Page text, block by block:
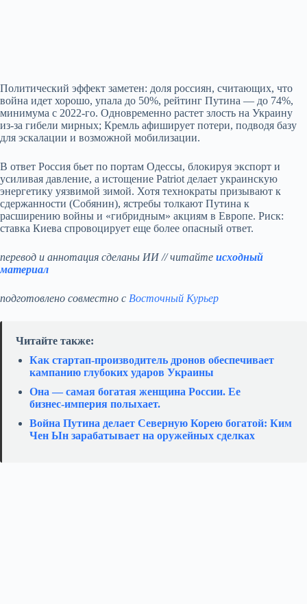
Политический эффект заметен: доля россиян, считающих, что
война идет хорошо, упала до 50%, рейтинг Путина — до 74%,
минимума с 2022‑го. Одновременно растет злость на Украину
из‑за гибели мирных; Кремль афиширует потери, подводя базу
для эскалации и возможной мобилизации.
В ответ Россия бьет по портам Одессы, блокируя экспорт и
усиливая давление, а истощение Patriot делает украинскую
энергетику уязвимой зимой. Хотя технократы призывают к
сдержанности (Собянин), ястребы толкают Путина к
расширению войны и «гибридным» акциям в Европе. Риск:
ставка Киева спровоцирует еще более опасный ответ.
перевод и аннотация сделаны ИИ // читайте исходный
материал
подготовлено совместно с Восточный Курьер
Читайте также:
Как стартап‑производитель дронов обеспечивает
кампанию глубоких ударов Украины
Она — самая богатая женщина России. Ее
бизнес‑империя полыхает.
Война Путина делает Северную Корею богатой: Ким
Чен Ын зарабатывает на оружейных сделках